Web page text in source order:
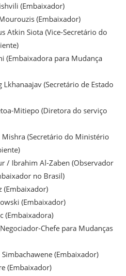
(Embaixador)
(Embaixador)
Atkin Siota (Vice-Secretário do
(Embaixadora para Mudança
(Secretário de Estado
Mitiepo (Diretora do serviço
Mishra (Secretário do Ministério
/ Ibrahim Al-Zaben (Observador
no Brasil)
(Embaixador)
(Embaixador)
(Embaixadora)
Chefe para Mudanças
(Embaixador)
(Embaixador)